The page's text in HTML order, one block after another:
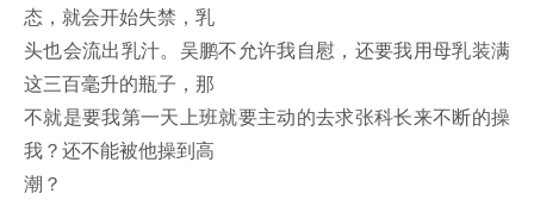
态，就会开始失禁，乳
头也会流出乳汁。吴鹏不允许我自慰，还要我用母乳装满
这三百毫升的瓶子，那
不就是要我第一天上班就要主动的去求张科长来不断的操
我？还不能被他操到高
潮？